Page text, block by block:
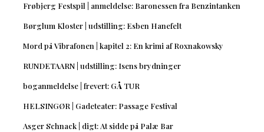
Frøbjerg Festspil | anmeldelse: Baronessen fra Benzintanken
Børglum Kloster | udstilling: Esben Hanefelt
Mord på Vibrafonen | kapitel 2: En krimi af Roxnakowsky
RUNDETAARN | udstilling: Isens brydninger
boganmeldelse | frevert: GÅ TUR
HELSINGØR | Gadeteater: Passage Festival
Asger Schnack | digt: At sidde på Palæ Bar